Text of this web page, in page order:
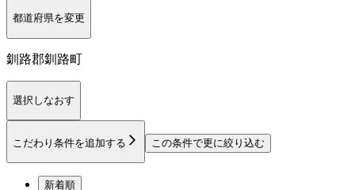
都道府県を変更
釧路郡釧路町
選択しなおす
こだわり条件を追加する この条件で更に絞り込む
新着順